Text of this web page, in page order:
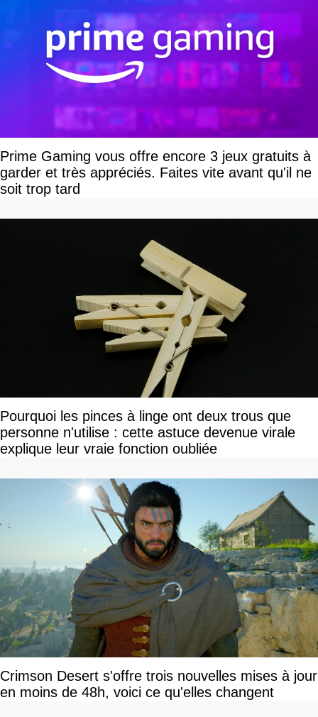
Prime Gaming vous offre encore 3 jeux gratuits à
garder et très appréciés. Faites vite avant qu'il ne
soit trop tard
Pourquoi les pinces à linge ont deux trous que
personne n'utilise : cette astuce devenue virale
explique leur vraie fonction oubliée
Crimson Desert s'offre trois nouvelles mises à jour
en moins de 48h, voici ce qu'elles changent